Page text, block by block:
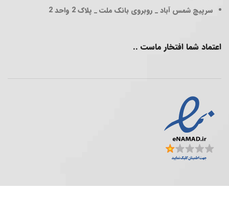
سرپیچ شمس آباد _ روبروی بانک ملت _ پلاک 2 واحد 2
اعتماد شما افتخار ماست ..